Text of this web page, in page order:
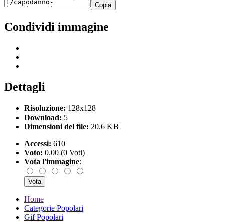
Copia
Condividi immagine
Dettagli
Risoluzione: 128x128
Download: 5
Dimensioni del file: 20.6 KB
Accessi: 610
Voto: 0.00 (0 Voti)
Vota l'immagine:
Home
Categorie Popolari
Gif Popolari